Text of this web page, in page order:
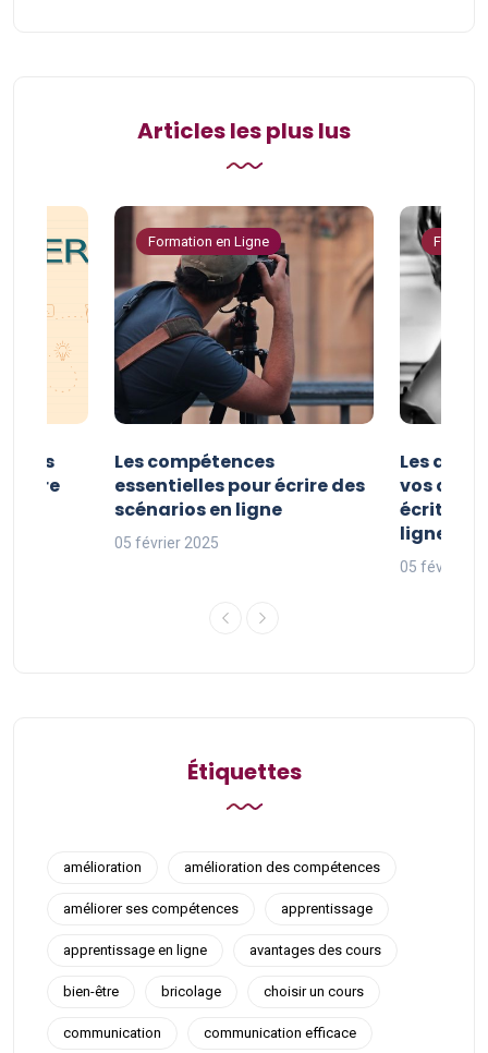
Articles les plus lus
vos
Formation en Ligne
Les compétences
essentielles pour écrire des
scénarios en ligne
05 février 2025
Les
vos
écriture
ligne
05 février
Étiquettes
amélioration amélioration des compétences
améliorer ses compétences apprentissage
apprentissage en ligne avantages des cours
bien-être bricolage choisir un cours
communication communication efficace